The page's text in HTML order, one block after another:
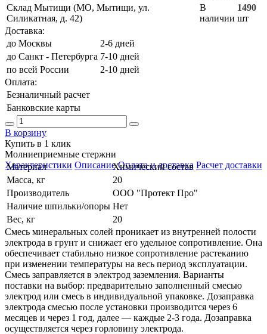
Склад Мытищи (МО, Мытищи, ул.
Силикатная, д. 42)
В
наличии
1490
шт
Доставка:
до Москвы
2-6 дней
до Санкт - Петербурга 7-10 дней
по всей России
2-10 дней
Оплата:
Безналичный расчет
Банковские карты
В корзину
Купить в 1 клик
Молниеприемные стержни
Характеристики Описание Оплата и доставка Расчет доставки
Материал
Химический состав
Масса, кг
20
Производитель
ООО "Протект Про"
Наличие шпильки/опоры Нет
Вес, кг
20
Cмесь минеральных солей проникает из внутренней полости
электрода в грунт и снижает его удельное сопротивление. Она
обеспечивает стабильно низкое сопротивление растеканию
при изменении температуры на весь период эксплуатации.
Смесь заправляется в электрод заземления. Варианты
поставки на выбор: предварительно заполненный смесью
электрод или смесь в индивидуальной упаковке. Дозаправка
электрода смесью после установки производится через 6
месяцев и через 1 год, далее — каждые 2-3 года. Дозаправка
осуществляется через горловину электрода.